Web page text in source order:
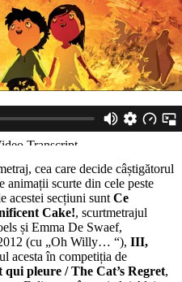
cea care decide câștigătorul
animații scurte din cele peste
acestei secțiuni sunt Ce
Cake!, scurtmetrajul
și Emma De Swaef,
(cu „Oh Willy… “), III,
acesta în competiția de
qui pleure / The Cat’s Regret,